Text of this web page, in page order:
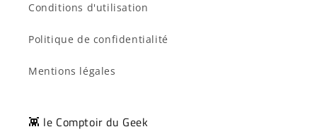
Conditions d'utilisation
Politique de confidentialité
Mentions légales
👾 le Comptoir du Geek